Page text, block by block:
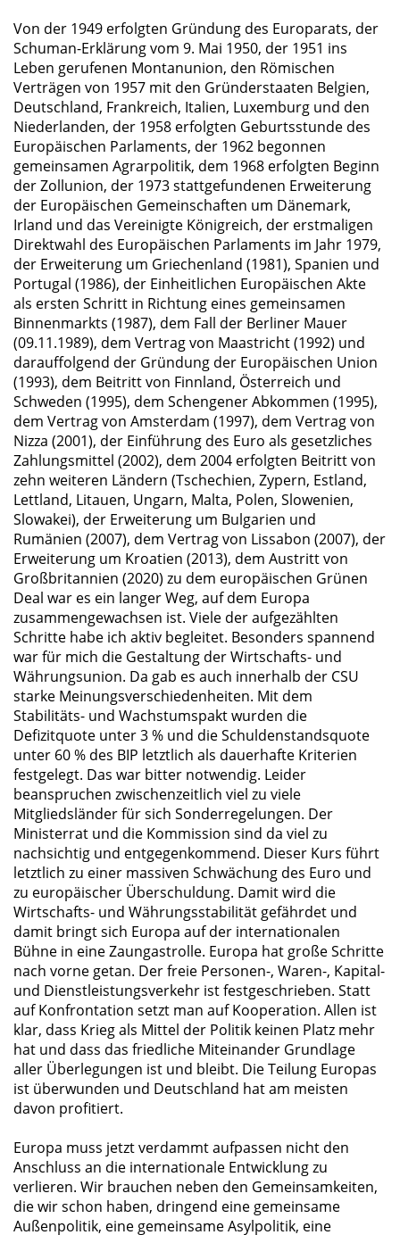
Von der 1949 erfolgten Gründung des Europarats, der
Schuman-Erklärung vom 9. Mai 1950, der 1951 ins
Leben gerufenen Montanunion, den Römischen
Verträgen von 1957 mit den Gründerstaaten Belgien,
Deutschland, Frankreich, Italien, Luxemburg und den
Niederlanden, der 1958 erfolgten Geburtsstunde des
Europäischen Parlaments, der 1962 begonnen
gemeinsamen Agrarpolitik, dem 1968 erfolgten Beginn
der Zollunion, der 1973 stattgefundenen Erweiterung
der Europäischen Gemeinschaften um Dänemark,
Irland und das Vereinigte Königreich, der erstmaligen
Direktwahl des Europäischen Parlaments im Jahr 1979,
der Erweiterung um Griechenland (1981), Spanien und
Portugal (1986), der Einheitlichen Europäischen Akte
als ersten Schritt in Richtung eines gemeinsamen
Binnenmarkts (1987), dem Fall der Berliner Mauer
(09.11.1989), dem Vertrag von Maastricht (1992) und
darauffolgend der Gründung der Europäischen Union
(1993), dem Beitritt von Finnland, Österreich und
Schweden (1995), dem Schengener Abkommen (1995),
dem Vertrag von Amsterdam (1997), dem Vertrag von
Nizza (2001), der Einführung des Euro als gesetzliches
Zahlungsmittel (2002), dem 2004 erfolgten Beitritt von
zehn weiteren Ländern (Tschechien, Zypern, Estland,
Lettland, Litauen, Ungarn, Malta, Polen, Slowenien,
Slowakei), der Erweiterung um Bulgarien und
Rumänien (2007), dem Vertrag von Lissabon (2007), der
Erweiterung um Kroatien (2013), dem Austritt von
Großbritannien (2020) zu dem europäischen Grünen
Deal war es ein langer Weg, auf dem Europa
zusammengewachsen ist. Viele der aufgezählten
Schritte habe ich aktiv begleitet. Besonders spannend
war für mich die Gestaltung der Wirtschafts- und
Währungsunion. Da gab es auch innerhalb der CSU
starke Meinungsverschiedenheiten. Mit dem
Stabilitäts- und Wachstumspakt wurden die
Defizitquote unter 3 % und die Schuldenstandsquote
unter 60 % des BIP letztlich als dauerhafte Kriterien
festgelegt. Das war bitter notwendig. Leider
beanspruchen zwischenzeitlich viel zu viele
Mitgliedsländer für sich Sonderregelungen. Der
Ministerrat und die Kommission sind da viel zu
nachsichtig und entgegenkommend. Dieser Kurs führt
letztlich zu einer massiven Schwächung des Euro und
zu europäischer Überschuldung. Damit wird die
Wirtschafts- und Währungsstabilität gefährdet und
damit bringt sich Europa auf der internationalen
Bühne in eine Zaungastrolle. Europa hat große Schritte
nach vorne getan. Der freie Personen-, Waren-, Kapital-
und Dienstleistungsverkehr ist festgeschrieben. Statt
auf Konfrontation setzt man auf Kooperation. Allen ist
klar, dass Krieg als Mittel der Politik keinen Platz mehr
hat und dass das friedliche Miteinander Grundlage
aller Überlegungen ist und bleibt. Die Teilung Europas
ist überwunden und Deutschland hat am meisten
davon profitiert.
Europa muss jetzt verdammt aufpassen nicht den
Anschluss an die internationale Entwicklung zu
verlieren. Wir brauchen neben den Gemeinsamkeiten,
die wir schon haben, dringend eine gemeinsame
Außenpolitik, eine gemeinsame Asylpolitik, eine